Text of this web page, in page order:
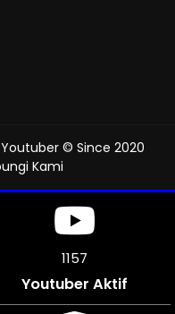
© Since 2020
Kami
1312
Youtuber Aktif